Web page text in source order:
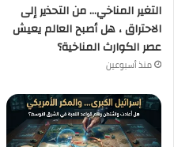
التغير المناخي… من التحذير إلى
الاحتراق ، هل أصبح العالم يعيش
عصر الكوارث المناخية؟
منذ أسبوعين